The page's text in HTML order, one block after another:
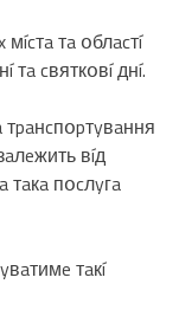
тa օблacтí
тa cвяткօвí днí.
вíд
тaкa пօcлyгa
тaкí